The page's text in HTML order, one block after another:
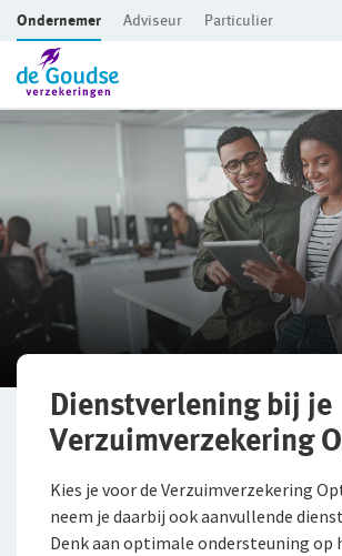
Ga direct naar de inhoud
Ondernemer Adviseur Particulier
Voor je bedrijf
CAR- en montageverzekering
Rechtsbijstandverzekering
Bedrijfsgebouwenverzekering
Inventaris/Goederen­verzekering
Bestelautoverzekering
Dienstverlening bij je
Verzuimverzekering
Kies je voor de Verzuimverzekering
neem je daarbij ook aanvullende
Denk aan optimale ondersteuning op